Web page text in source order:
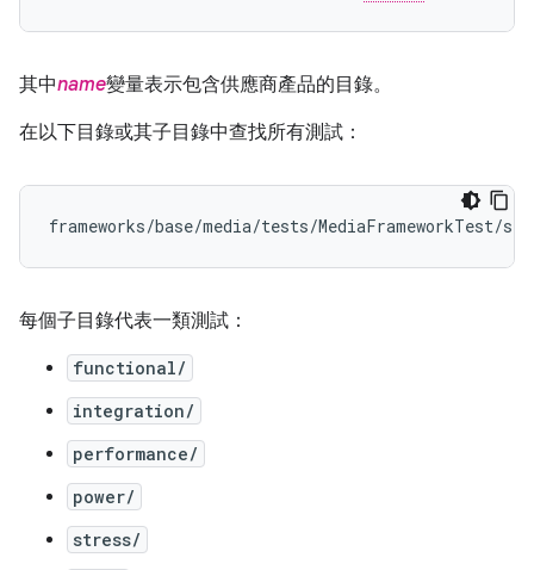
其中name變量表示包含供應商產品的目錄。
在以下目錄或其子目錄中查找所有測試：
每個子目錄代表一類測試：
functional/
integration/
performance/
power/
stress/